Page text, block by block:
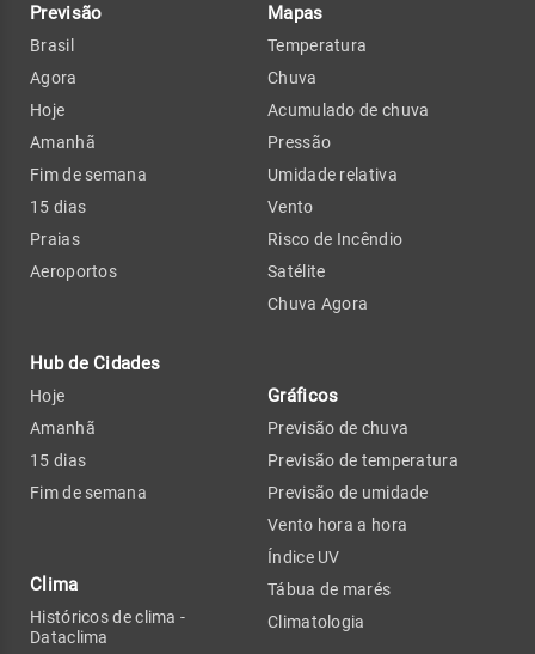
Previsão
Brasil
Agora
Hoje
Amanhã
Fim de semana
15 dias
Praias
Aeroportos
Hub de Cidades
Hoje
Amanhã
15 dias
Fim de semana
Clima
Históricos de clima -
Dataclima
Mapas
Temperatura
Chuva
Acumulado de chuva
Pressão
Umidade relativa
Vento
Risco de Incêndio
Satélite
Chuva Agora
Gráficos
Previsão de chuva
Previsão de temperatura
Previsão de umidade
Vento hora a hora
Índice UV
Tábua de marés
Climatologia